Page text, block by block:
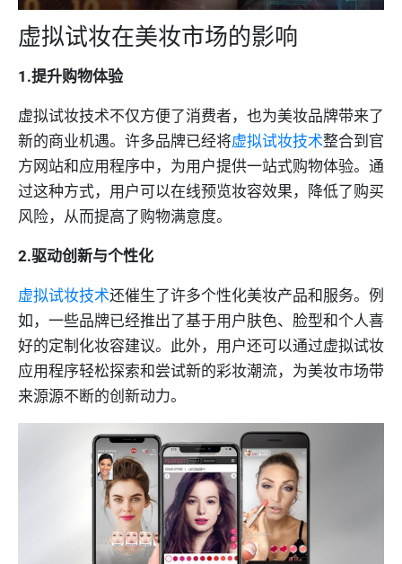
虚拟试妆在美妆市场的影响
1.提升购物体验
虚拟试妆技术不仅方便了消费者，也为美妆品牌带来了
新的商业机遇。许多品牌已经将虚拟试妆技术整合到官
方网站和应用程序中，为用户提供一站式购物体验。通
过这种方式，用户可以在线预览妆容效果，降低了购买
风险，从而提高了购物满意度。
2.驱动创新与个性化
虚拟试妆技术还催生了许多个性化美妆产品和服务。例
如，一些品牌已经推出了基于用户肤色、脸型和个人喜
好的定制化妆容建议。此外，用户还可以通过虚拟试妆
应用程序轻松探索和尝试新的彩妆潮流，为美妆市场带
来源源不断的创新动力。